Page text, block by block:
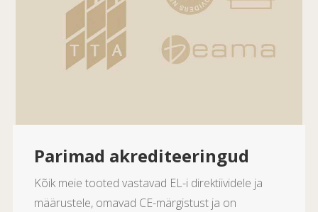
Parimad akrediteeringud
Kõik meie tooted vastavad EL-i direktiividele ja
määrustele, omavad CE-märgistust ja on